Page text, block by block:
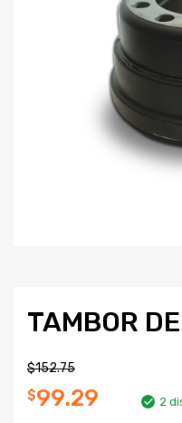
TAMBOR
$152.75
$99.29 2